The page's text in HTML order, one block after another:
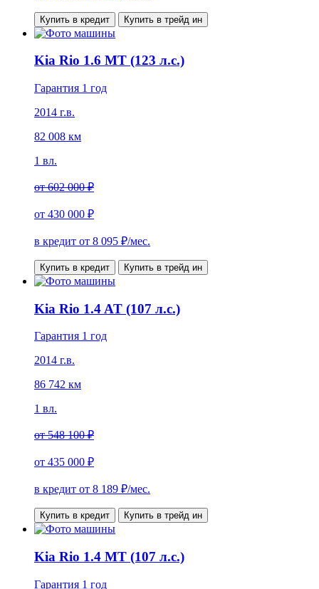
Купить в кредит Купить в трейд ин
Kia Rio 1.6 MT (123 л.с.)
Гарантия 1 год
2014 г.в.
82 008 км
1 вл.
от602 000 ₽
от 430 000 ₽
в кредит от 8 095 ₽/мес.
Купить в кредит Купить в трейд ин
Kia Rio 1.4 AT (107 л.с.)
Гарантия 1 год
2014 г.в.
86 742 км
1 вл.
от548 100 ₽
от 435 000 ₽
в кредит от 8 189 ₽/мес.
Купить в кредит Купить в трейд ин
Kia Rio 1.4 MT (107 л.с.)
Гарантия 1 год